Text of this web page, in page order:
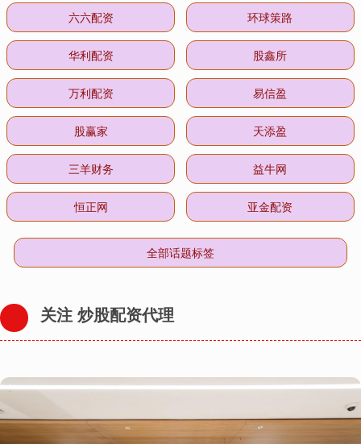
六六配资 环球策路
华利配资 股鑫所
万利配资 易信盈
股赢家 天添盈
三羊财务 益牛网
恒正网 亚金配资
全部话题标签
关注 炒股配资代理